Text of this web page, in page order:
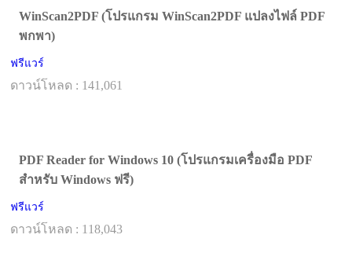
WinScan2PDF (โปรแกรม WinScan2PDF แปลงไฟล์ PDF
พกพา)
ฟรีแวร์
ดาวน์โหลด : 141,061
PDF Reader for Windows 10 (โปรแกรมเครื่องมือ PDF
สำหรับ Windows ฟรี)
ฟรีแวร์
ดาวน์โหลด : 118,043